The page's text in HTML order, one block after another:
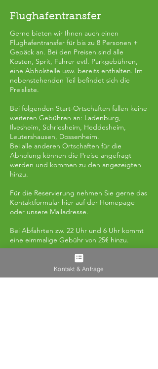
Flughafentransfer
Gerne bieten wir Ihnen auch einen
Flughafentransfer für bis zu 8 Personen +
Gepäck an. Bei den Preisen sind alle
Kosten, Sprit, Fahrer evtl. Parkgebühren,
eine Abholstelle usw. bereits enthalten. Im
nebenstehenden Teil befindet sich die
Preisliste.
Bei folgenden Start-Ortschaften fallen keine
weiteren Gebühren an: Ladenburg,
Ilvesheim, Schriesheim, Heddesheim,
Leutershausen, Dossenheim.
Bei alle anderen Ortschaften für die
Abholung können die Preise angefragt
werden und kommen zu den angezeigten
hinzu.
Für die Reservierung nehmen Sie gerne das
Kontaktformular hier auf der Homepage
oder unsere Mailadresse.
Bei Abfahrten zw. 22 Uhr und 6 Uhr kommt
eine eimmalige Gebühr von 25€ hinzu.
Für weitere Fragen stehen wir Ihnen gerne
zur Verfügung.Kontakt & Anfrage